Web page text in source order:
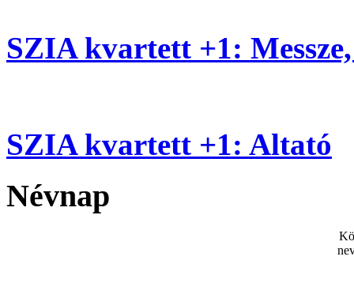
SZIA kvartett +1: Messze,
SZIA kvartett +1: Altató
Névnap